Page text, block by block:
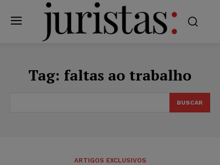
Tag: faltas ao trabalho
BUSCAR
ARTIGOS EXCLUSIVOS